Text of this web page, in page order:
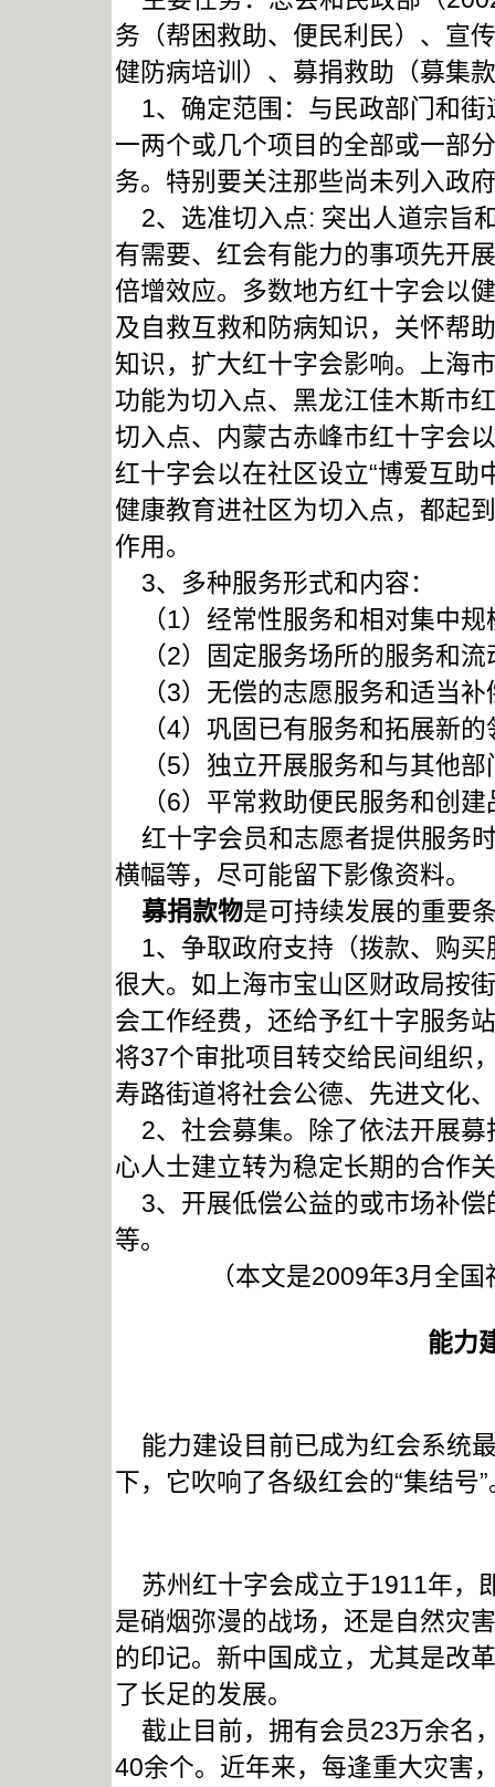
务（帮困救助、便民利民）、宣
健防病培训）、募捐救助（募集
1、确定范围：与民政部门和街
一两个或几个项目的全部或一部
务。特别要关注那些尚未列入政
2、选准切入点: 突出人道宗旨
有需要、红会有能力的事项先开
倍增效应。多数地方红十字会以
及自救互救和防病知识，关怀帮
知识，扩大红十字会影响。上海
功能为切入点、黑龙江佳木斯市
切入点、内蒙古赤峰市红十字会
红十字会以在社区设立“博爱互助
健康教育进社区为切入点，都起
作用。
3、多种服务形式和内容：
（1）经常性服务和相对集中规
（2）固定服务场所的服务和流
（3）无偿的志愿服务和适当补
（4）巩固已有服务和拓展新的
（5）独立开展服务和与其他部
（6）平常救助便民服务和创建
红十字会员和志愿者提供服务
横幅等，尽可能留下影像资料。
募捐款物是可持续发展的重要
1、争取政府支持（拨款、购买
很大。如上海市宝山区财政局按
会工作经费，还给予红十字服务
将37个审批项目转交给民间组织
寿路街道将社会公德、先进文化
2、社会募集。除了依法开展募
心人士建立转为稳定长期的合作
3、开展低偿公益的或市场补偿
等。
（本文是2009年3月全
能力
能力建设目前已成为红会系统
下，它吹响了各级红会的“集结号
苏州红十字会成立于1911年，
是硝烟弥漫的战场，还是自然灾
的印记。新中国成立，尤其是改
了长足的发展。
截止目前，拥有会员23万余名
40余个。近年来，每逢重大灾害